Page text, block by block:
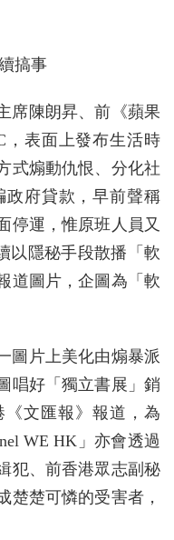
搞事
席陳朗昇、前《蘋果
，表面上發布生活時
式煽動仇恨、分化社
政府貸款，早前聲稱
停運，惟原班人員又
以隱秘手段散播「軟
道圖片，企圖為「軟
圖片上美化由煽暴派
唱好「獨立書展」銷
文匯報》報道，為
WE HK」亦會透過
犯、前香港眾志副秘
楚楚可憐的受害者，